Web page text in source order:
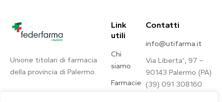
Unione titolari di farmacia
della provincia di Palermo.
Link
utili
Chi
siamo
Farmacie
Contatti
info@utifarma.it
Via Liberta’, 97 –
90143 Palermo (PA)
(39) 091 308160